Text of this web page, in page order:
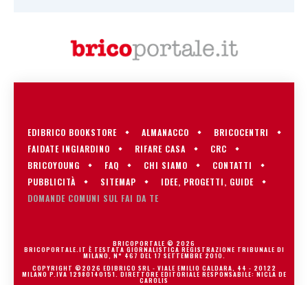
EDIBRICO BOOKSTORE ALMANACCO
BRICOCENTRI
FAIDATE INGIARDINO
RIFARE CASA
CRC
BRICOYOUNG
FAQ CHI SIAMO
CONTATTI
PUBBLICITÀ
SITEMAP
IDEE, PROGETTI, GUIDE
DOMANDE COMUNI SUL FAI DA TE
BRICOPORTALE © 2026
BRICOPORTALE.IT È TESTATA GIORNALISTICA REGISTRAZIONE TRIBUNALE DI
MILANO, N° 467 DEL 17 SETTEMBRE 2010.
COPYRIGHT ©2026 EDIBRICO SRL - VIALE EMILIO CALDARA, 44 - 20122
MILANO P.IVA 12980140151. DIRETTORE EDITORIALE RESPONSABILE: NICLA DE
CAROLIS